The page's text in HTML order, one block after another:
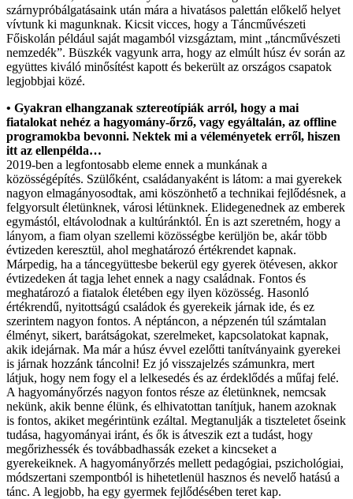
szárnypróbálgatásaink után mára a hivatásos palettán előkelő helyet
vívtunk ki magunknak. Kicsit vicces, hogy a Táncművészeti
Főiskolán például saját magamból vizsgáztam, mint „táncművészeti
nemzedék”. Büszkék vagyunk arra, hogy az elmúlt húsz év során az
együttes kiváló minősítést kapott és bekerült az országos csapatok
legjobbjai közé.
• Gyakran elhangzanak sztereotípiák arról, hogy a mai
fiatalokat nehéz a hagyomány-őrző, vagy egyáltalán, az offline
programokba bevonni. Nektek mi a véleményetek erről, hiszen
itt az ellenpélda…
2019-ben a legfontosabb eleme ennek a munkának a
közösségépítés. Szülőként, családanyaként is látom: a mai gyerekek
nagyon elmagányosodtak, ami köszönhető a technikai fejlődésnek, a
felgyorsult életünknek, városi létünknek. Elidegenednek az emberek
egymástól, eltávolodnak a kultúránktól. Én is azt szeretném, hogy a
lányom, a fiam olyan szellemi közösségbe kerüljön be, akár több
évtizeden keresztül, ahol meghatározó értékrendet kapnak.
Márpedig, ha a táncegyüttesbe bekerül egy gyerek ötévesen, akkor
évtizedeken át tagja lehet ennek a nagy családnak. Fontos és
meghatározó a fiatalok életében egy ilyen közösség. Hasonló
értékrendű, nyitottságú családok és gyerekeik járnak ide, és ez
szerintem nagyon fontos. A néptáncon, a népzenén túl számtalan
élményt, sikert, barátságokat, szerelmeket, kapcsolatokat kapnak,
akik idejárnak. Ma már a húsz évvel ezelőtti tanítványaink gyerekei
is járnak hozzánk táncolni! Ez jó visszajelzés számunkra, mert
látjuk, hogy nem fogy el a lelkesedés és az érdeklődés a műfaj felé.
A hagyományőrzés nagyon fontos része az életünknek, nemcsak
nekünk, akik benne élünk, és elhivatottan tanítjuk, hanem azoknak
is fontos, akiket megérintünk ezáltal. Megtanulják a tiszteletet őseink
tudása, hagyományai iránt, és ők is átveszik ezt a tudást, hogy
megőrizhessék és továbbadhassák ezeket a kincseket a
gyerekeiknek. A hagyományőrzés mellett pedagógiai, pszichológiai,
módszertani szempontból is hihetetlenül hasznos és nevelő hatású a
tánc. A legjobb, ha egy gyermek fejlődésében teret kap.